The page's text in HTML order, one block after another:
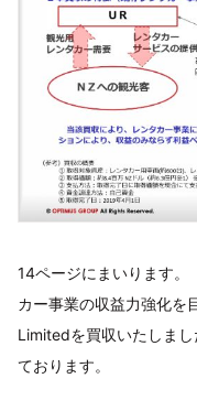
14ページにまいります。
カー事業の収益力強化を
Limitedを買収いたしま
ております。